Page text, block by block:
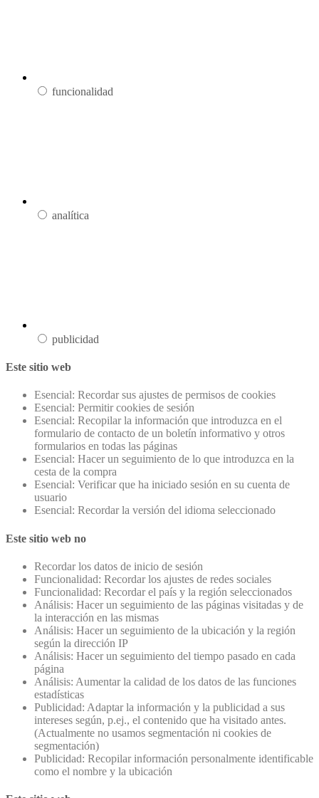
funcionalidad
analítica
publicidad
Este sitio web
Esencial: Recordar sus ajustes de permisos de cookies
Esencial: Permitir cookies de sesión
Esencial: Recopilar la información que introduzca en el
formulario de contacto de un boletín informativo y otros
formularios en todas las páginas
Esencial: Hacer un seguimiento de lo que introduzca en la
cesta de la compra
Esencial: Verificar que ha iniciado sesión en su cuenta de
usuario
Esencial: Recordar la versión del idioma seleccionado
Este sitio web no
Recordar los datos de inicio de sesión
Funcionalidad: Recordar los ajustes de redes sociales
Funcionalidad: Recordar el país y la región seleccionados
Análisis: Hacer un seguimiento de las páginas visitadas y de
la interacción en las mismas
Análisis: Hacer un seguimiento de la ubicación y la región
según la dirección IP
Análisis: Hacer un seguimiento del tiempo pasado en cada
página
Análisis: Aumentar la calidad de los datos de las funciones
estadísticas
Publicidad: Adaptar la información y la publicidad a sus
intereses según, p.ej., el contenido que ha visitado antes.
(Actualmente no usamos segmentación ni cookies de
segmentación)
Publicidad: Recopilar información personalmente identificable
como el nombre y la ubicación